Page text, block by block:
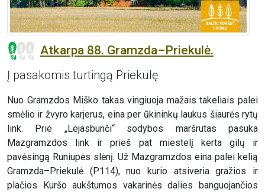
Atkarpa 88. Gramzda–Priekulė.
Į pasakomis turtingą Priekulę
Nuo Gramzdos Miško takas vingiuoja mažais takeliais palei
smėlio ir žvyro karjerus, eina per ūkininkų laukus šiaurės rytų
link. Prie „Lejasbunči“ sodybos maršrutas pasuka
Mazgramzdos link ir prieš pat miestelį kerta gilų ir
pavėsingą Runiupės slėnį. Už Mazgramzdos eina palei kelią
Gramzda–Priekulė (P114), nuo kurio atsiveria gražios ir
plačios Kuršo aukštumos vakarinės dalies banguojančios